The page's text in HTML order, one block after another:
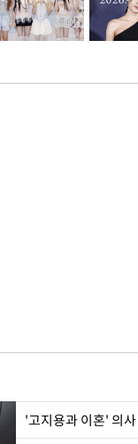
'고지용과 이혼' 의